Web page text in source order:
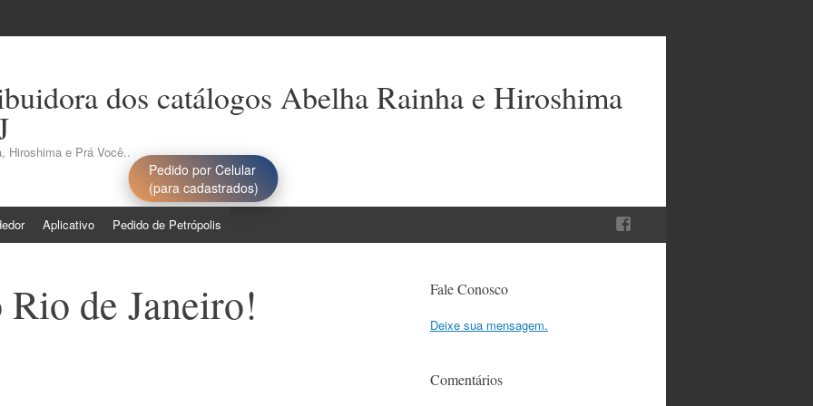
Pedido por Celular
(para cadastrados)
dos catálogos Abelha Rainha e Hiroshima
Hiroshima e Prá Você..
Aplicativo Pedido de Petrópolis
de Janeiro! Fale Conosco
Deixe sua mensagem.
Comentários